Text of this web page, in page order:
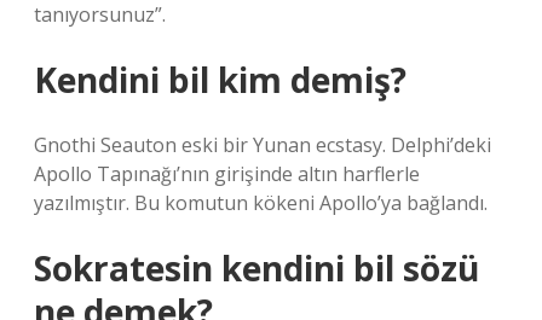
tanıyorsunuz”.
Kendini bil kim demiş?
Gnothi Seauton eski bir Yunan ecstasy. Delphi’deki
Apollo Tapınağı’nın girişinde altın harflerle
yazılmıştır. Bu komutun kökeni Apollo’ya bağlandı.
Sokratesin kendini bil sözü